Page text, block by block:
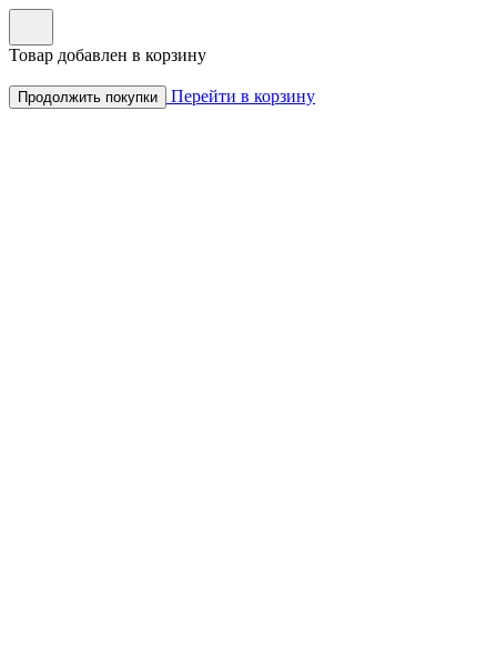
Товар добавлен в корзину
Продолжить покупки Перейти в корзину